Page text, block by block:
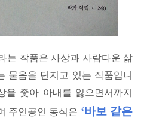
는 작품은 사상과 사람다운 삶
물음을 던지고 있는 작품입니
을 좇아 아내를 잃으면서까지
주인공인 동식은 ‘바보 같은